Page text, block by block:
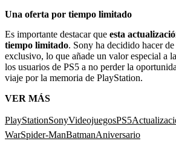
Una oferta por tiempo limitado
Es importante destacar que esta
tiempo limitado. Sony ha decidido hacer
exclusivo, lo que añade un valor especial a
los usuarios de PS5 a no perder la
viaje por la memoria de PlayStation.
VER MÁS
PlayStationSonyVideojuegosPS5
WarSpider-ManBatmanAniversario